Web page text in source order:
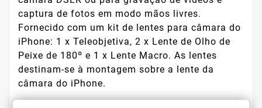
captura de fotos em modo mãos livres.
Fornecido com um kit de lentes para câmara do
iPhone: 1 x Teleobjetiva, 2 x Lente de Olho de
Peixe de 180º e 1 x Lente Macro. As lentes
destinam-se à montagem sobre a lente da
câmara do iPhone.